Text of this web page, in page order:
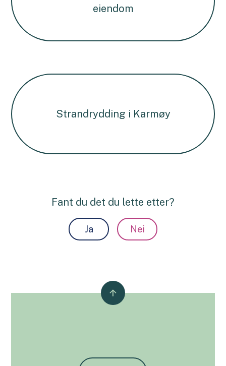
eiendom
Strandrydding i Karmøy
Fant du det du lette etter?
Ja Nei